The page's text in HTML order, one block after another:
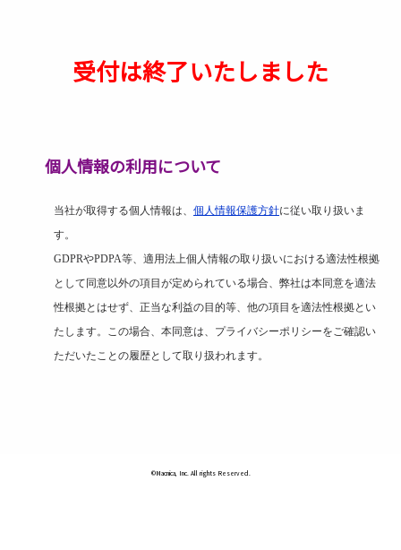
受付は終了いたしました
個人情報の利用について
当社が取得する個人情報は、 個人情報保護方針に従い取り扱いま
す。
GDPRやPDPA等、適用法上個人情報の取り扱いにおける適法性根拠
として同意以外の項目が定められている場合、弊社は本同意を適法
性根拠とはせず、正当な利益の目的等、他の項目を適法性根拠とい
たします。この場合、本同意は、プライバシーポリシーをご確認い
ただいたことの履歴として取り扱われます。
©Macnica, Inc. All rights Reserved.